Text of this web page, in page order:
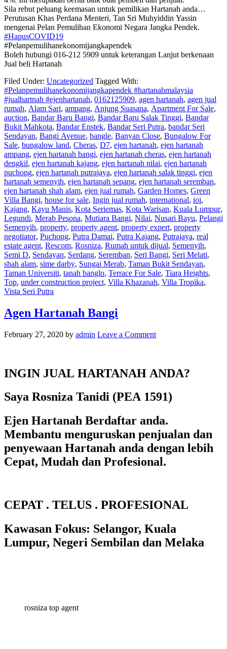
Sila rebut peluang keemasan untuk pemilikan Hartanah anda…
Perutusan Khas Perdana Menteri, Tan Sri Muhyiddin Yassin
mengenai Pelan Pemulihan Ekonomi Negara Jangka Pendek.
#HapusCOVID19
#Pelanpemulihanekonomijangkapendek
Boleh hubungi 016-212 5909 untuk keterangan Lanjut berkenaan
Jual beli Hartanah
Filed Under: Uncategorized Tagged With:
#Pelanpemulihanekonomijangkapendek #hartanahmalaysia
#jualhartnah #ejenhartanah, 0162125909, agen hartanah, agen jual
rumah, Alam Sari, ampang, Anjung Suasana, Apartment For Sale,
auction, Bandar Baru Bangi, Bandar Baru Salak Tinggi, Bandar
Bukit Mahkota, Bandar Enstek, Bandar Seri Putra, bandar Seri
Sendayan, Bangi Avenue, bangle, Banyan Close, Bungalow For
Sale, bungalow land, Cheras, D7, ejen hartanah, ejen hartanah
ampang, ejen hartanah bangi, ejen hartanah cheras, ejen hartanah
dengkil, ejen hartanah kajang, ejen hartanah nilai, ejen hartanah
puchong, ejen hartanah putrajaya, ejen hartanah salak tinggi, ejen
hartanah semenyih, ejen hartanah sepang, ejen hartanah seremban,
ejen hartanah shah alam, ejen jual rumah, Garden Homes, Green
Villa Bangi, house for sale, Ingin jual rumah, international, ioi,
Kajang, Kayu Manis, Kota Seriemas, Kota Warisan, Kuala Lumpur,
Legundi, Merab Pesona, Mutiara Bangi, Nilai, Nusari Bayu, Pelangi
Semenyih, property, property agent, property expert, property
negotiator, Puchong, Putra Damai, Putra Kajang, Putrajaya, real
estate agent, Rescom, Rosniza, Rumah untuk dijual, Semenyih,
Semi D, Sendayan, Serdang, Seremban, Seri Bangi, Seri Melati,
shah alam, sime darby, Sungai Merab, Taman Bukit Sendayan,
Taman Universiti, tanah banglo, Terrace For Sale, Tiara Heights,
Top, under construction project, Villa Khazanah, Villa Tropika,
Vista Seri Putra
Agen Hartanah Bangi
February 27, 2020 by admin Leave a Comment
INGIN JUAL HARTANAH ANDA?
Saya Rosniza Tanidi (PEA 1591)
Ejen Hartanah Berdaftar anda.
Membantu menguruskan penjualan dan
penyewaan Hartanah anda dengan lebih
Cepat, Mudah dan Profesional.
CEPAT . TELUS . PROFESIONAL
Kawasan Fokus: Selangor, Kuala
Lumpur, Negeri Sembilan dan Melaka
rosniza top agent